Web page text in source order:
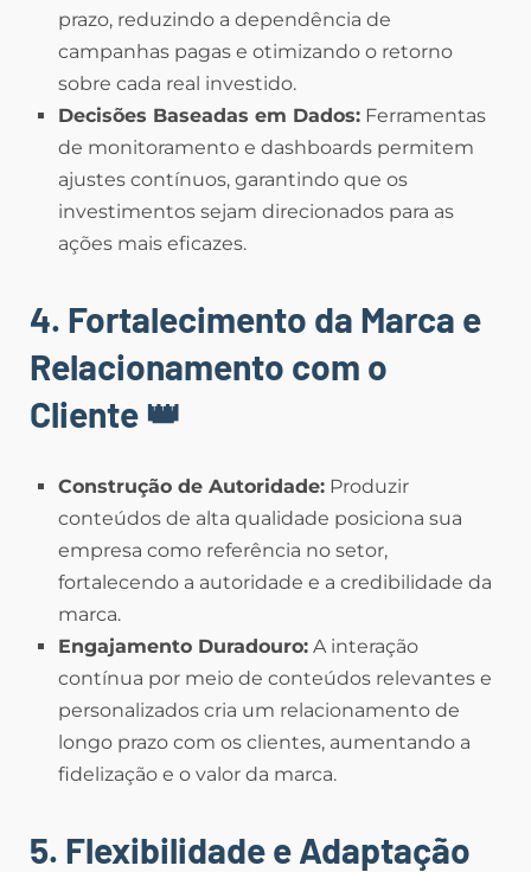
prazo, reduzindo a dependência de
campanhas pagas e otimizando o retorno
sobre cada real investido.
Decisões Baseadas em Dados: Ferramentas
de monitoramento e dashboards permitem
ajustes contínuos, garantindo que os
investimentos sejam direcionados para as
ações mais eficazes.
4. Fortalecimento da Marca e
Relacionamento com o
Cliente👑
Construção de Autoridade: Produzir
conteúdos de alta qualidade posiciona sua
empresa como referência no setor,
fortalecendo a autoridade e a credibilidade da
marca.
Engajamento Duradouro: A interação
contínua por meio de conteúdos relevantes e
personalizados cria um relacionamento de
longo prazo com os clientes, aumentando a
fidelização e o valor da marca.
5. Flexibilidade e Adaptação